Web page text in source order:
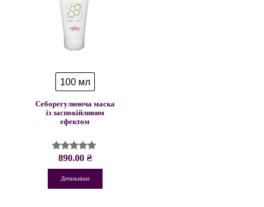
100 мл
Себорегулююча маска
із заспокійливим
ефектом
Оцінено в
890.00 ₴
Детальніше